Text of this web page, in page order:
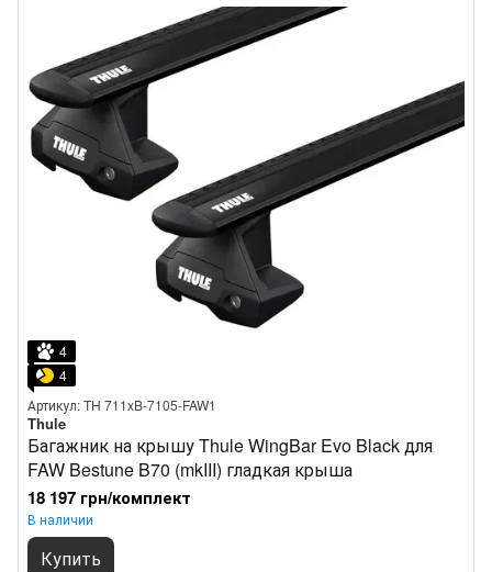
4
4
Артикул: TH 711xB-7105-FAW1
Thule
Багажник на крышу Thule WingBar Evo Black для
FAW Bestune B70 (mkIII) гладкая крыша
18 197 грн/комплект
В наличии
Купить